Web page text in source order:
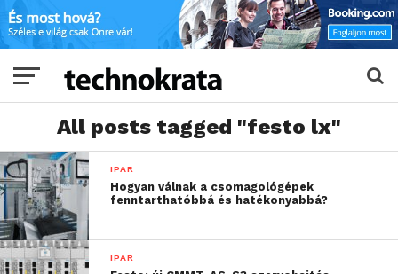
All posts tagged "festo lx"
IPAR
Hogyan válnak a csomagológépek
fenntarthatóbbá és hatékonyabbá?
IPAR